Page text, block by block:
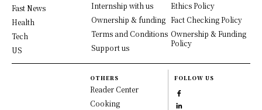
Fast News
Health
Tech
US
Internship with us
Ownership & funding
Terms and Conditions
Support us
Ethics Policy
Fact Checking Policy
Ownership & Funding
Policy
OTHERS
Reader Center
Cooking
FOLLOW US